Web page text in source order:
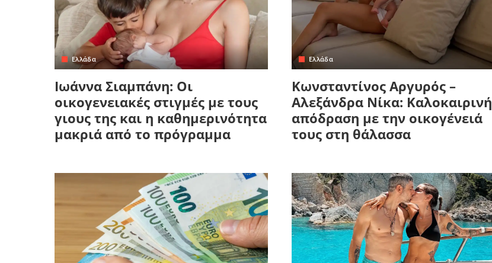
Ελλάδα
Ιωάννα Σιαμπάνη: Οι
οικογενειακές στιγμές με τους
γιους της και η καθημερινότητα
μακριά από το πρόγραμμα
Ελλάδα
Κωνσταντίνος Αργυρός –
Αλεξάνδρα Νίκα: Καλοκαιρινή
απόδραση με την οικογένειά
τους στη θάλασσα